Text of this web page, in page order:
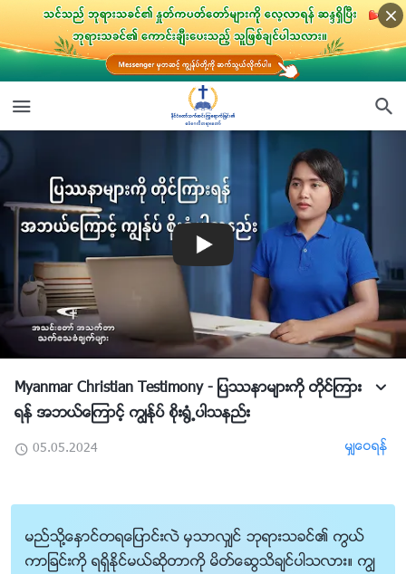
Myanmar Christian Testimony - ျပႆနာမ်ားကို တိုင္ၾကား
ရန္ အဘယ္ေၾကာင့္ ကြၽန္ုပ္ စိုး႐ြံ႕ပါသနည္း
05.05.2024 မွ်ေဝရန္
မည္သို႔ေႏွာင္တရေျပာင္းလဲ မွသာလွ်င္ ဘုရားသခင္၏ ကြယ္
ကာျခင္းကို ရရွိႏိုင္မယ္ဆိုတာကို မိတ္ေဆြသိခ်င္ပါသလား။ ကြၽ